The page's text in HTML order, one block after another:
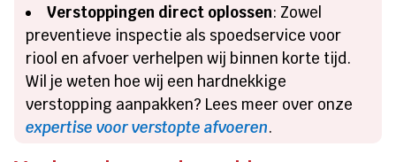
Verstoppingen direct oplossen: Zowel
preventieve inspectie als spoedservice voor
riool en afvoer verhelpen wij binnen korte tijd.
Wil je weten hoe wij een hardnekkige
verstopping aanpakken? Lees meer over onze
expertise voor verstopte afvoeren.